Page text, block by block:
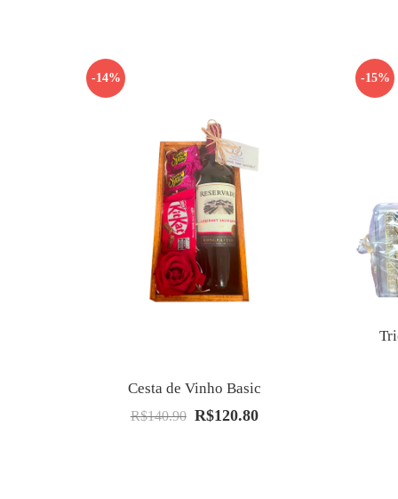
-14%
Cesta de Vinho Basic
R$140.90 O
R$120.80O
-15%